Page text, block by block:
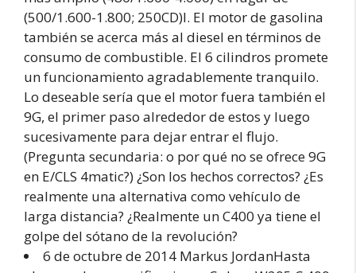
(500/1.600-1.800; 250CD)I. El motor de gasolina
también se acerca más al diesel en términos de
consumo de combustible. El 6 cilindros promete
un funcionamiento agradablemente tranquilo.
Lo deseable sería que el motor fuera también el
9G, el primer paso alrededor de estos y luego
sucesivamente para dejar entrar el flujo.
(Pregunta secundaria: o por qué no se ofrece 9G
en E/CLS 4matic?) ¿Son los hechos correctos? ¿Es
realmente una alternativa como vehículo de
larga distancia? ¿Realmente un C400 ya tiene el
golpe del sótano de la revolución?
6 de octubre de 2014 Markus JordanHasta